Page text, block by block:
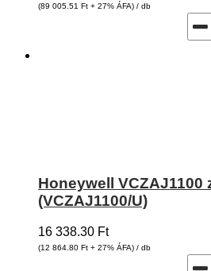
(89 005.51 Ft + 27% ÁFA) / db
Honeywell VCZAJ1100
(VCZAJ1100/U)
16 338.30 Ft
(12 864.80 Ft + 27% ÁFA) / db